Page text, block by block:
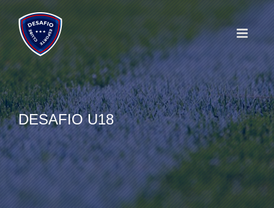
content
DESAFIO U18